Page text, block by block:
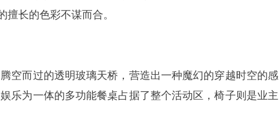
擅长的色彩不谋而合。
空而过的透明玻璃天桥，营造出一种魔幻的穿越时空的感
乐为一体的多功能餐桌占据了整个活动区，椅子则是业主